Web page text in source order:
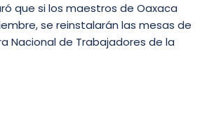
que si los maestros de Oaxaca
se reinstalarán las mesas de
Nacional de Trabajadores de la